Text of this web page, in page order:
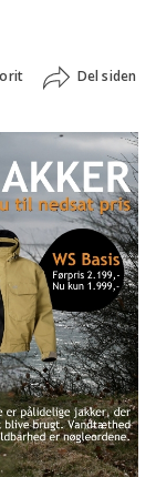
Del siden